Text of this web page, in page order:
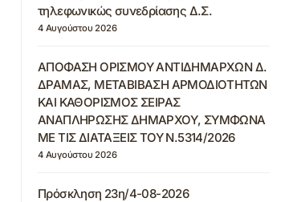
τηλεφωνικώς συνεδρίασης Δ.Σ.
4 Αυγούστου 2026
ΑΠΟΦΑΣΗ ΟΡΙΣΜΟΥ ΑΝΤΙΔΗΜΑΡΧΩΝ Δ.
ΔΡΑΜΑΣ, ΜΕΤΑΒΙΒΑΣΗ ΑΡΜΟΔΙΟΤΗΤΩΝ
ΚΑΙ ΚΑΘΟΡΙΣΜΟΣ ΣΕΙΡΑΣ
ΑΝΑΠΛΗΡΩΣΗΣ ΔΗΜΑΡΧΟΥ, ΣΥΜΦΩΝΑ
ΜΕ ΤΙΣ ΔΙΑΤΑΞΕΙΣ ΤΟΥ Ν.5314/2026
4 Αυγούστου 2026
Πρόσκληση 23η/4-08-2026